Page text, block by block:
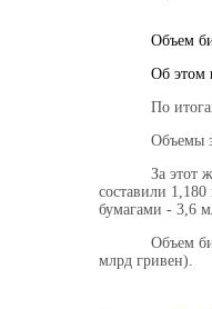
Объем
Об этом
По
Объемы
За этот
составили
бумагами - 3,6
Объем
млрд гривен).